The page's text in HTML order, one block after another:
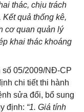
thác, chịu trách
quả thống kê,
cơ quan quản lý
khai thác khoáng
05/2009/NĐ-CP
chi tiết thi hành
sửa đổi, bổ sung
định: “1. Giá tính